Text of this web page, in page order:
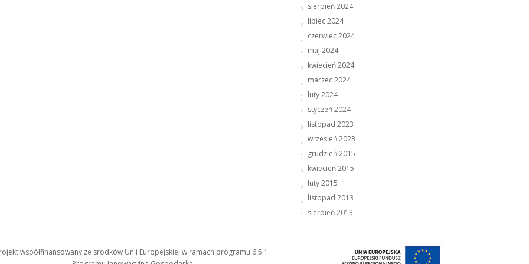
sierpień 2024
lipiec 2024
czerwiec 2024
maj 2024
kwiecień 2024
marzec 2024
luty 2024
styczeń 2024
listopad 2023
wrzesień 2023
grudzień 2015
kwiecień 2015
luty 2015
listopad 2013
sierpień 2013
współfinansowany ze srodków Unii Europejskiej w ramach programu 6.5.1.